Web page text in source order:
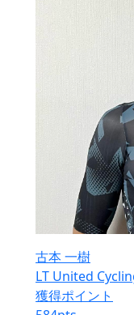
古本 一樹
LT United
獲得ポイント